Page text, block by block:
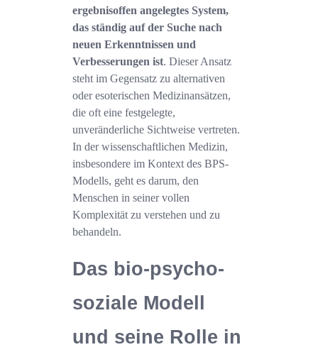
ergebnisoffen angelegtes System,
das ständig auf der Suche nach
neuen Erkenntnissen und
Verbesserungen ist. Dieser Ansatz
steht im Gegensatz zu alternativen
oder esoterischen Medizinansätzen,
die oft eine festgelegte,
unveränderliche Sichtweise vertreten.
In der wissenschaftlichen Medizin,
insbesondere im Kontext des BPS-
Modells, geht es darum, den
Menschen in seiner vollen
Komplexität zu verstehen und zu
behandeln.
Das bio-psycho-
soziale Modell
und seine Rolle in